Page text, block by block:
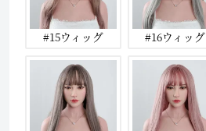
#15ウィッグ #16ウィッグ